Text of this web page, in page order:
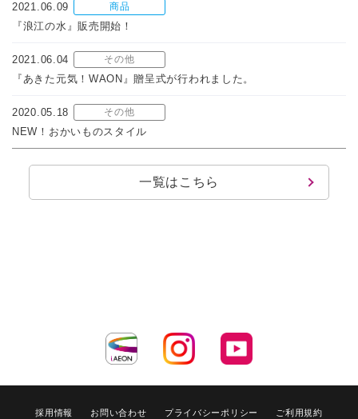
2021.06.09 商品
『浪江の水』販売開始！
2021.06.04 その他
『あきた元気！WAON』贈呈式が行われました。
2020.05.18 その他
NEW！おかいものスタイル
一覧はこちら
採用情報 お問い合わせ プライバシーポリシー ご利用規約